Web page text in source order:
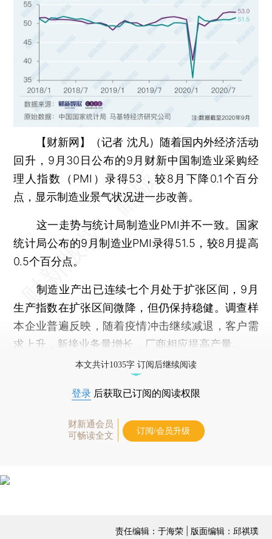
【财新网】（记者 沈凡） 随着国内外经济活动
回升，9月30日公布的9月财新中国制造业采购经
理人指数（PMI）录得53，较8月下降0.1个百分
点，显示制造业景气状况进一步改善。
这一走势与统计局制造业PMI并不一致。国家
统计局公布的9月制造业PMI录得51.5，较8月提高
0.5个百分点。
制造业产出已连续七个月处于扩张区间，9月
生产指数在扩张区间微降，但仍保持稳健。调查样
本企业普遍反映，随着疫情冲击继续减退，客户需
求上升，新接业务量增长，厂商相应提高产量。
本文共计1035字 订阅后继续阅读
登录 后获取已订阅的阅读权限
财新通会员
可畅读全文
订阅/会员升级
责任编辑：于海荣 | 版面编辑：邱祺璞